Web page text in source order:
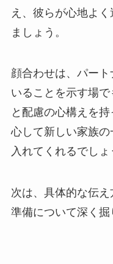
え、彼らが心地よ
ましょう。
顔合わせは、パー
いることを示す場
と配慮の心構えを
心して新しい家族
入れてくれるでしょ
次は、具体的な伝
準備について深く掘